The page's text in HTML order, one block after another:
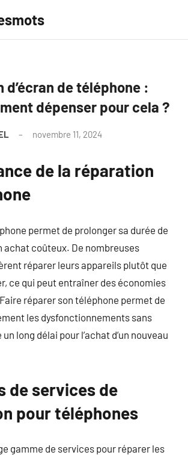
d’écran de téléphone :
dépenser pour cela ?
novembre 11, 2024
de la réparation
permet de prolonger sa durée de
achat coûteux. De nombreuses
réparer leurs appareils plutôt que
ce qui peut entraîner des économies
réparer son téléphone permet de
les dysfonctionnements sans
long délai pour l’achat d’un nouveau
de services de
pour téléphones
gamme de services pour réparer les